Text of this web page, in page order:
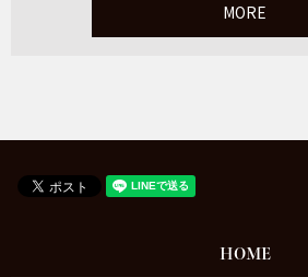
MORE
HOME